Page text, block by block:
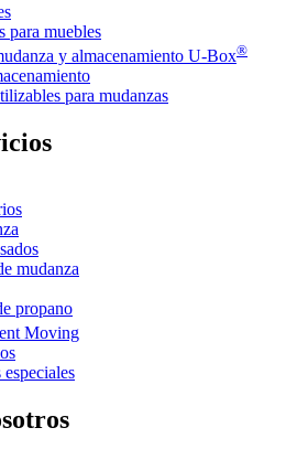
para muebles
y almacenamiento U-Box®
para mudanzas
mudanza
propano
Moving